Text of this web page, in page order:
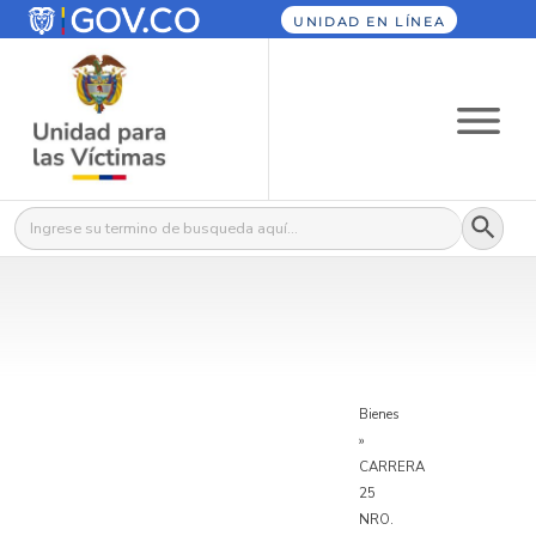
UNIDAD EN LÍNEA
Buscar: Botón
Bienes
»
CARRERA
25
NRO.